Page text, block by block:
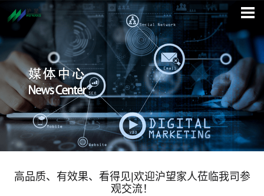
高品质、有效果、看得见|欢迎沪望家人莅临我司参
观交流！